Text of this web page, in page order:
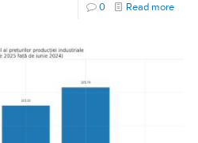
0 Read more